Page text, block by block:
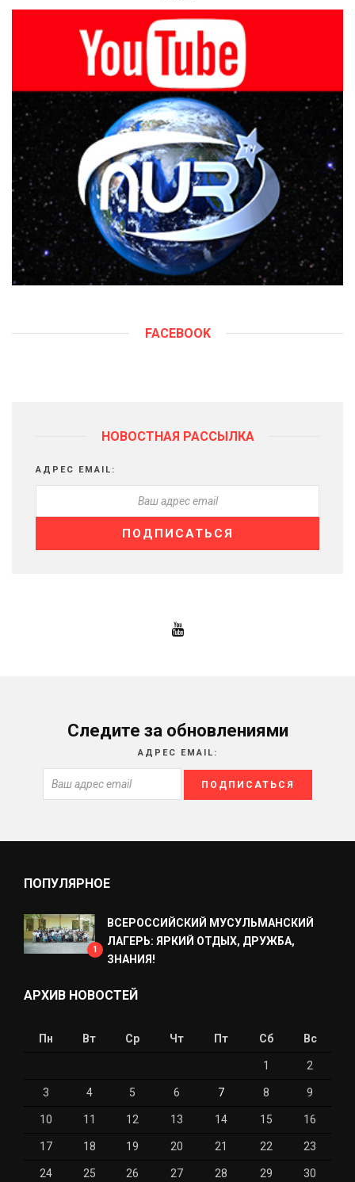
FACEBOOK
НОВОСТНАЯ РАССЫЛКА
АДРЕС EMAIL:
Следите за обновлениями
АДРЕС EMAIL:
ПОПУЛЯРНОЕ
1
ВСЕРОССИЙСКИЙ МУСУЛЬМАНСКИЙ
ЛАГЕРЬ: ЯРКИЙ ОТДЫХ, ДРУЖБА,
ЗНАНИЯ!
АРХИВ НОВОСТЕЙ
Пн Вт Ср Чт Пт Сб Вс
1 2
3 4 5 6 7 8 9
10 11 12 13 14 15 16
17 18 19 20 21 22 23
24 25 26 27 28 29 30